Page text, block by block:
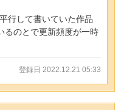
行して書いていた作品
るのとで更新頻度が一時
登録日 2022.12.21 05:33